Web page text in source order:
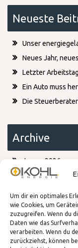
Um dir ein optimales
wie Cookies, um
zuzugreifen. Wenn du
Daten wie das
verarbeiten. Wenn du
zurückziehst, können
Neueste
Unser
Neues Jahr,
Letzter
Ein Auto muss
Die
Archive
Januar 2026
Dezember 2025
Juli 2025
März 2025
Kategorien